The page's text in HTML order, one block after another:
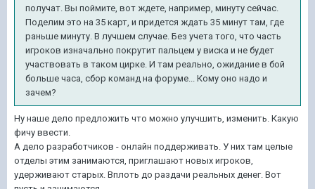
получат. Вы поймите, вот ждете, например, минуту сейчас.
Поделим это на 35 карт, и придется ждать 35 минут там, где
раньше минуту. В лучшем случае. Без учета того, что часть
игроков изначально покрутит пальцем у виска и не будет
участвовать в таком цирке. И там реально, ожидание в бой
больше часа, сбор команд на форуме... Кому оно надо и
зачем?
Ну наше дело предложить что можно улучшить, изменить. Какую
фичу ввести.
А дело разработчиков - онлайн поддерживать. У них там целые
отделы этим занимаются, приглашают новых игроков,
удерживают старых. Вплоть до раздачи реальных денег. Вот